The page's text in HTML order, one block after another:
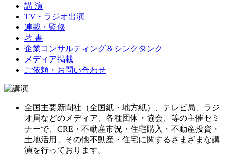
講 演
TV・ラジオ出演
連載・監修
著 書
企業コンサルティング＆シンクタンク
メディア掲載
ご依頼・お問い合わせ
全国主要新聞社（全国紙・地方紙）、テレビ局、ラジ
オ局などのメディア、各種団体・協会、等の主催セミ
ナーで、CRE・不動産市況・住宅購入・不動産投資・
土地活用、その他不動産・住宅に関するさまざまな講
演を行っております。